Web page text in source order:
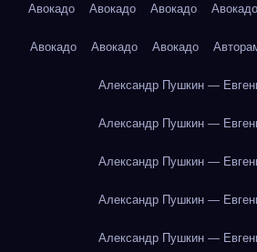
Авокадо Авокадо Авокадо Авокадо
Авокадо Авокадо Авокадо
Александр Пушкин —
Александр Пушкин —
Александр Пушкин —
Александр Пушкин —
Александр Пушкин —